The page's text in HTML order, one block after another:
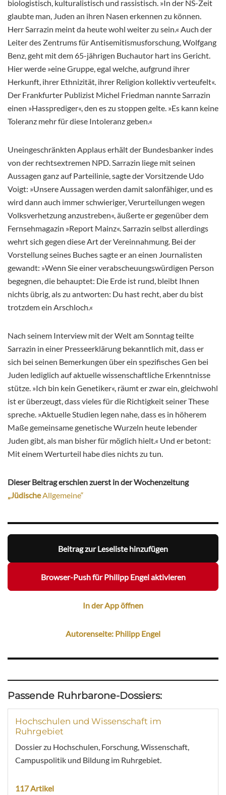
biologistisch, kulturalistisch und rassistisch. »In der NS-Zeit
glaubte man, Juden an ihren Nasen erkennen zu können.
Herr Sarrazin meint da heute wohl weiter zu sein.« Auch der
Leiter des Zentrums für Antisemitismusforschung, Wolfgang
Benz, geht mit dem 65-jährigen Buchautor hart ins Gericht.
Hier werde »eine Gruppe, egal welche, aufgrund ihrer
Herkunft, ihrer Ethnizität, ihrer Religion kollektiv verteufelt«.
Der Frankfurter Publizist Michel Friedman nannte Sarrazin
einen »Hassprediger«, den es zu stoppen gelte. »Es kann keine
Toleranz mehr für diese Intoleranz geben.«
Uneingeschränkten Applaus erhält der Bundesbanker indes
von der rechtsextremen NPD. Sarrazin liege mit seinen
Aussagen ganz auf Parteilinie, sagte der Vorsitzende Udo
Voigt: »Unsere Aussagen werden damit salonfähiger, und es
wird dann auch immer schwieriger, Verurteilungen wegen
Volksverhetzung anzustreben«, äußerte er gegenüber dem
Fernsehmagazin »Report Mainz«. Sarrazin selbst allerdings
wehrt sich gegen diese Art der Vereinnahmung. Bei der
Vorstellung seines Buches sagte er an einen Journalisten
gewandt: »Wenn Sie einer verabscheuungswürdigen Person
begegnen, die behauptet: Die Erde ist rund, bleibt Ihnen
nichts übrig, als zu antworten: Du hast recht, aber du bist
trotzdem ein Arschloch.«
Nach seinem Interview mit der Welt am Sonntag teilte
Sarrazin in einer Presseerklärung bekanntlich mit, dass er
sich bei seinen Bemerkungen über ein spezifisches Gen bei
Juden lediglich auf aktuelle wissenschaftliche Erkenntnisse
stütze. »Ich bin kein Genetiker«, räumt er zwar ein, gleichwohl
ist er überzeugt, dass vieles für die Richtigkeit seiner These
spreche. »Aktuelle Studien legen nahe, dass es in höherem
Maße gemeinsame genetische Wurzeln heute lebender
Juden gibt, als man bisher für möglich hielt.« Und er betont:
Mit einem Werturteil habe dies nichts zu tun.
Dieser Beitrag erschien zuerst in der Wochenzeitung
„JüdischeAllgemeine“
Beitrag zur Leseliste hinzufügen
Browser-Push für Philipp Engel aktivieren
In der App öffnen
Autorenseite: Philipp Engel
Passende Ruhrbarone-Dossiers:
Hochschulen und Wissenschaft im
Ruhrgebiet
Dossier zu Hochschulen, Forschung, Wissenschaft,
Campuspolitik und Bildung im Ruhrgebiet.
117 Artikel